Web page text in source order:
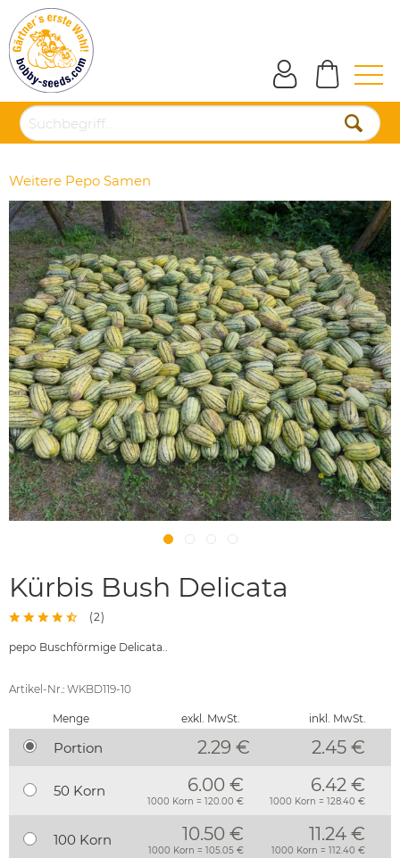
Weitere Pepo Samen
Kürbis Bush Delicata
(2)
pepo Buschförmige Delicata..
Artikel-Nr.: WKBD119-10
Menge exkl. MwSt. inkl. MwSt.
Portion 2.29 € 2.45 €
50 Korn 6.00 €
1000 Korn = 120.00 €
6.42 €
1000 Korn = 128.40 €
100 Korn 10.50 €
1000 Korn = 105.05 €
11.24 €
1000 Korn = 112.40 €